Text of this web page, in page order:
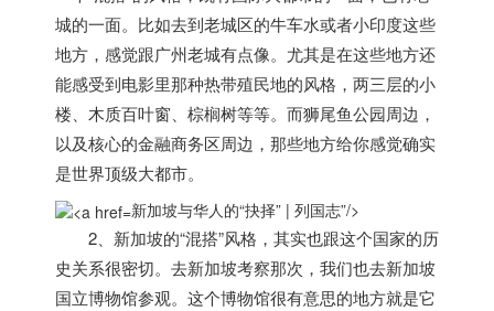
城的一面。比如去到老城区的牛车水或者小印度这些
地方，感觉跟广州老城有点像。尤其是在这些地方还
能感受到电影里那种热带殖民地的风格，两三层的小
楼、木质百叶窗、棕榈树等等。 而狮尾鱼公园周边，
以及核心的金融商务区周边，那些地方给你感觉确实
是世界顶级大都市。
新加坡与华人的“抉择” | 列国志”/>
2、 新加坡的“混搭”风格，其实也跟这个国家的历
史关系很密切。去新加坡考察那次，我们也去新加坡
国立博物馆参观。这个博物馆很有意思的地方就是它